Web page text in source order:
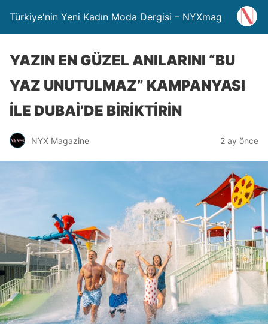
Türkiye'nin Yeni Kadın Moda Dergisi – NYXmag
YAZIN EN GÜZEL ANILARINI “BU
YAZ UNUTULMAZ” KAMPANYASI
İLE DUBAİ’DE BİRİKTİRİN
NYX Magazine 2 ay önce